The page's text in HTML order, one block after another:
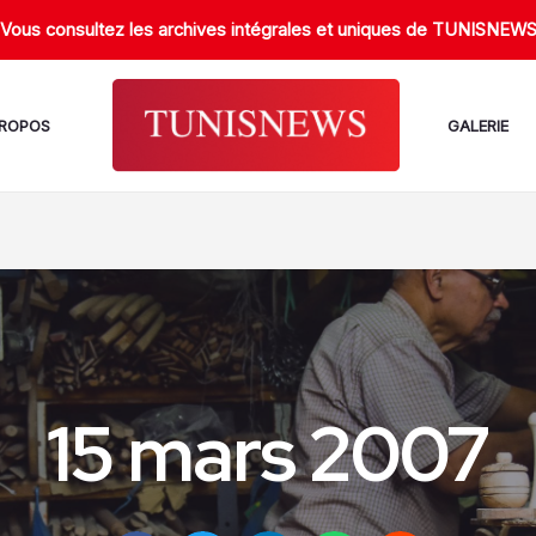
Vous consultez les archives intégrales et uniques de TUNISNEWS
GALERIE
15 mars 2007